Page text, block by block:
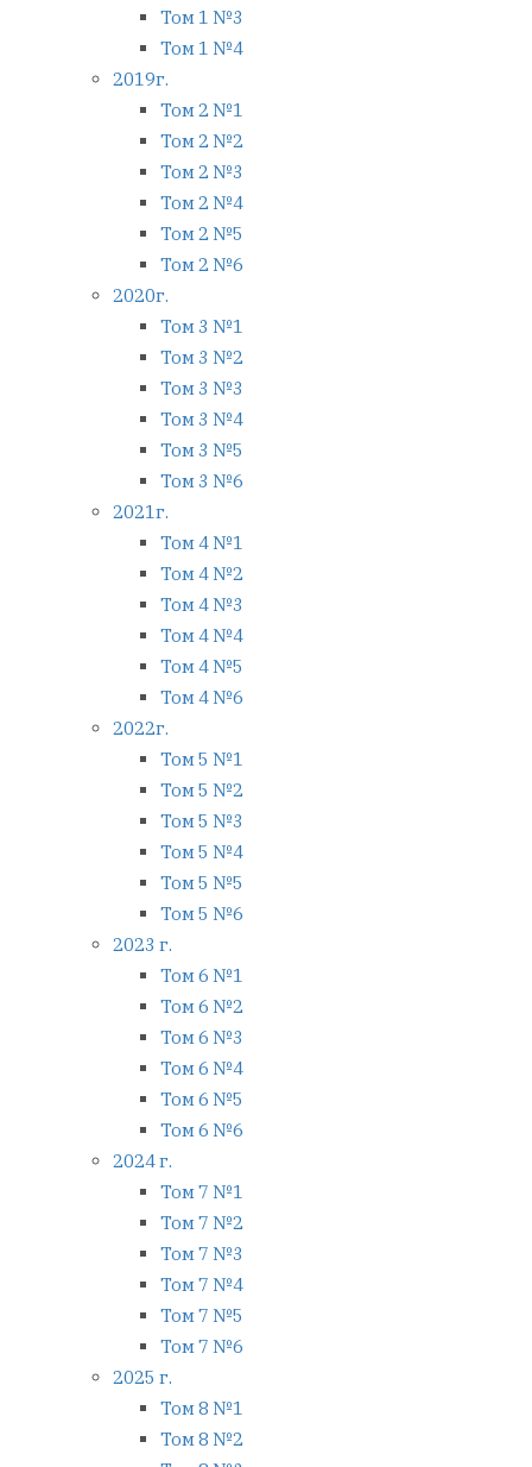
Том 1 №3
Том 1 №4
2019г.
Том 2 №1
Том 2 №2
Том 2 №3
Том 2 №4
Том 2 №5
Том 2 №6
2020г.
Том 3 №1
Том 3 №2
Том 3 №3
Том 3 №4
Том 3 №5
Том 3 №6
2021г.
Том 4 №1
Том 4 №2
Том 4 №3
Том 4 №4
Том 4 №5
Том 4 №6
2022г.
Том 5 №1
Том 5 №2
Том 5 №3
Том 5 №4
Том 5 №5
Том 5 №6
2023 г.
Том 6 №1
Том 6 №2
Том 6 №3
Том 6 №4
Том 6 №5
Том 6 №6
2024 г.
Том 7 №1
Том 7 №2
Том 7 №3
Том 7 №4
Том 7 №5
Том 7 №6
2025 г.
Том 8 №1
Том 8 №2